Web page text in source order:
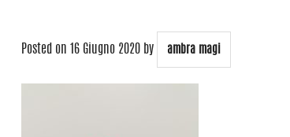
Posted on 16 Giugno 2020 by ambra magi